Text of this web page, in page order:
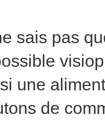
sais pas
une
de